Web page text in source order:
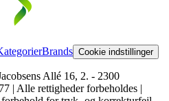
Brands Cookie indstillinger
Allé 16, 2. - 2300
| Alle rettigheder forbeholdes |